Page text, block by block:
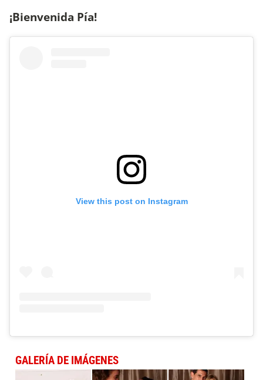
¡Bienvenida Pía!
View this post on Instagram
GALERÍA DE IMÁGENES